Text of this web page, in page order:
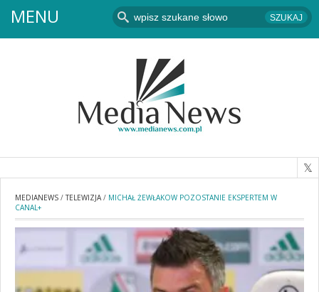
MENU
MEDIANEWS /TELEWIZJA/ MICHAŁ ŻEWŁAKOW POZOSTANIE EKSPERTEM W
CANAL+